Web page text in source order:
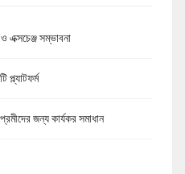
এক্সচেঞ্জ সম্ভাবনা
প্ল্যাটফর্ম
জন্য কার্যকর সমাধান